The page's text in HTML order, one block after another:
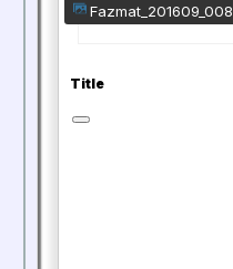
fazmat_201609_008
Title